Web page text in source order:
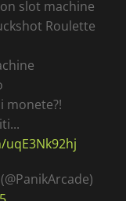
slot machine
Roulette
monete?!